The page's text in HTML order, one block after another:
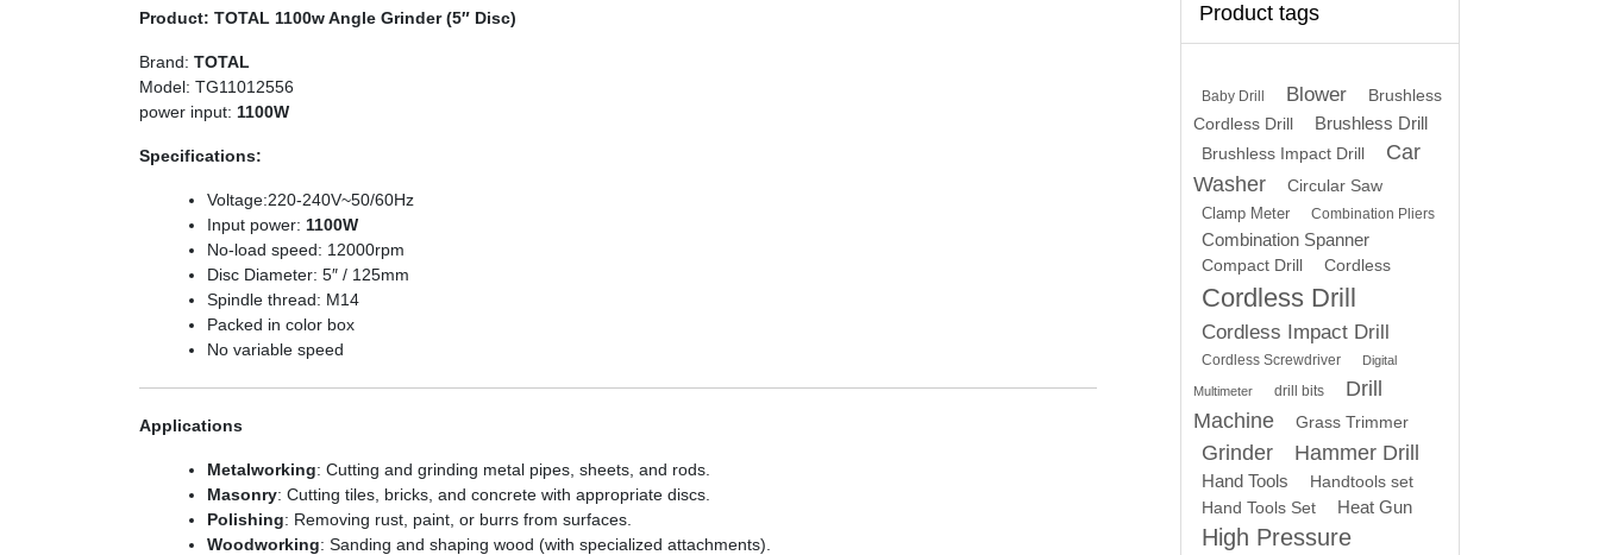
Product: TOTAL 1100w Angle Grinder (5″ Disc)
Brand: TOTAL
Model: TG11012556
power input: 1100W
Specifications:
Voltage:220-240V~50/60Hz
Input power: 1100W
No-load speed: 12000rpm
Disc Diameter: 5″ / 125mm
Spindle thread: M14
Packed in color box
No variable speed
Applications
Metalworking: Cutting and grinding metal pipes, sheets, and rods.
Masonry: Cutting tiles, bricks, and concrete with appropriate discs.
Polishing: Removing rust, paint, or burrs from surfaces.
Woodworking: Sanding and shaping wood (with specialized attachments).
Product tags
Baby Drill Blower
Brushless
Cordless Drill
Brushless Drill
Brushless Impact Drill
Car
Washer
Circular Saw
Clamp Meter
Combination Pliers
Combination Spanner
Compact Drill Cordless
Cordless Drill
Cordless Impact Drill
Cordless Screwdriver Digital
Multimeter drill bits
Drill
Machine
Grass Trimmer
Grinder Hammer Drill
Hand Tools
Handtools set
Hand Tools Set
Heat Gun
High Pressure